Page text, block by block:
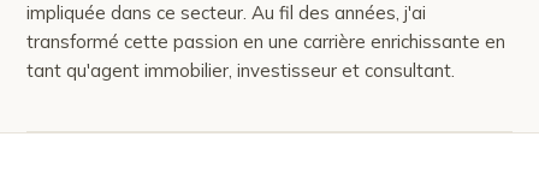
impliquée dans ce secteur. Au fil des années, j'ai
transformé cette passion en une carrière enrichissante en
tant qu'agent immobilier, investisseur et consultant.